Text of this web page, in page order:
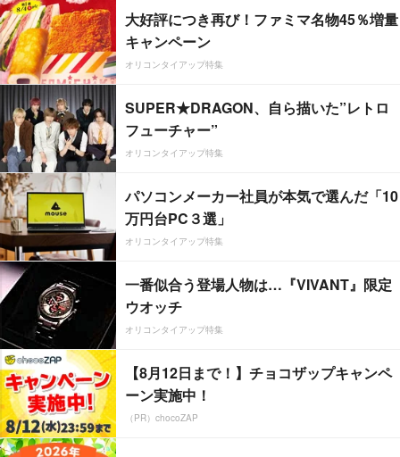
大好評につき再び！ファミマ名物45％増量
キャンペーン
オリコンタイアップ特集
SUPER★DRAGON、自ら描いた”レトロ
フューチャー”
オリコンタイアップ特集
パソコンメーカー社員が本気で選んだ「10
万円台PC３選」
オリコンタイアップ特集
一番似合う登場人物は…『VIVANT』限定
ウオッチ
オリコンタイアップ特集
【8月12日まで！】チョコザップキャンペ
ーン実施中！
（PR）chocoZAP